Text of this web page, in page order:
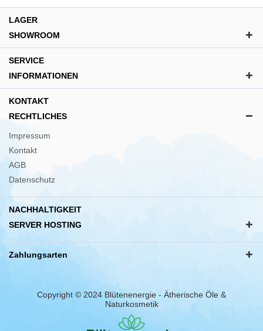
LAGER
SHOWROOM
SERVICE
INFORMATIONEN
KONTAKT
RECHTLICHES
Impressum
Kontakt
AGB
Datenschutz
NACHHALTIGKEIT
SERVER HOSTING
Zahlungsarten
Copyright © 2024 Blütenenergie - Ätherische Öle &
Naturkosmetik